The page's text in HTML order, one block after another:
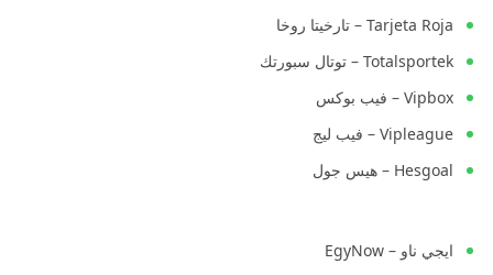
Tarjeta Roja – تارخيتا روخا
Totalsportek – توتال سبورتك
Vipbox – فيب بوكس
Vipleague – فيب ليج
Hesgoal – هيس جول
ايجي ناو – EgyNow